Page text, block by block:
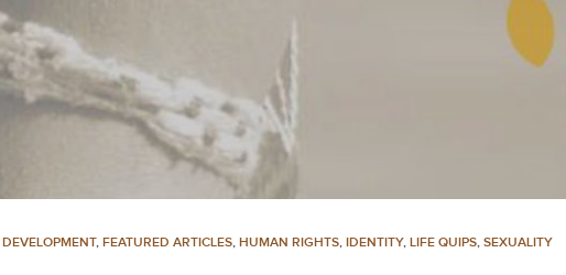
DEVELOPMENT, FEATURED ARTICLES, HUMAN RIGHTS, IDENTITY, LIFE QUIPS, SEXUALITY